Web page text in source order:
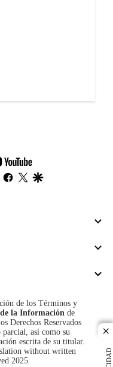
youtube-
footer
instagram
facebook
twitter
de los Términos y
la Información de
Derechos Reservados
así como su
escrita de su titular.
without written
2025.